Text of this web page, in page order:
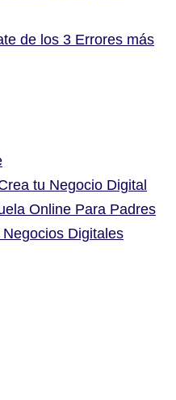
de los 3 Errores más
tu Negocio Digital
Online Para Padres
Digitales